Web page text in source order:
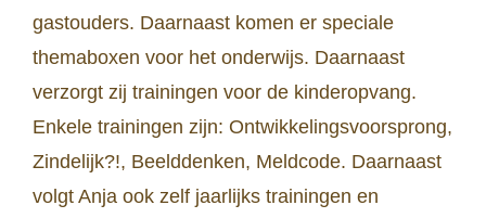
gastouders. Daarnaast komen er speciale
themaboxen voor het onderwijs. Daarnaast
verzorgt zij trainingen voor de kinderopvang.
Enkele trainingen zijn: Ontwikkelingsvoorsprong,
Zindelijk?!, Beelddenken, Meldcode. Daarnaast
volgt Anja ook zelf jaarlijks trainingen en